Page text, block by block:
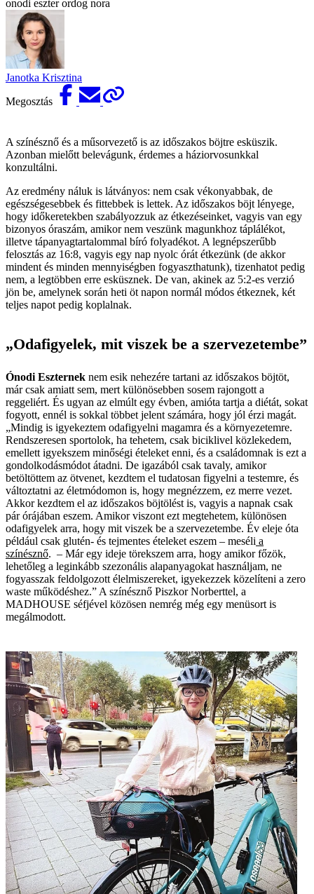
onodi eszter ordog nora
Janotka Krisztina
Megosztás
A színésznő és a műsorvezető is az időszakos böjtre esküszik.
Azonban mielőtt belevágunk, érdemes a háziorvosunkkal
konzultálni.
Az eredmény náluk is látványos: nem csak vékonyabbak, de
egészségesebbek és fittebbek is lettek. Az időszakos böjt lényege,
hogy időkeretekben szabályozzuk az étkezéseinket, vagyis van egy
bizonyos óraszám, amikor nem veszünk magunkhoz táplálékot,
illetve tápanyagtartalommal bíró folyadékot. A legnépszerűbb
felosztás az 16:8, vagyis egy nap nyolc órát étkezünk (de akkor
mindent és minden mennyiségben fogyaszthatunk), tizenhatot pedig
nem, a legtöbben erre esküsznek. De van, akinek az 5:2-es verzió
jön be, amelynek során heti öt napon normál módos étkeznek, két
teljes napot pedig koplalnak.
„Odafigyelek, mit viszek be a szervezetembe”
Ónodi Eszternek nem esik nehezére tartani az időszakos böjtöt,
már csak amiatt sem, mert különösebben sosem rajongott a
reggeliért. És ugyan az elmúlt egy évben, amióta tartja a diétát, sokat
fogyott, ennél is sokkal többet jelent számára, hogy jól érzi magát.
„Mindig is igyekeztem odafigyelni magamra és a környezetemre.
Rendszeresen sportolok, ha tehetem, csak biciklivel közlekedem,
emellett igyekszem minőségi ételeket enni, és a családomnak is ezt a
gondolkodásmódot átadni. De igazából csak tavaly, amikor
betöltöttem az ötvenet, kezdtem el tudatosan figyelni a testemre, és
változtatni az életmódomon is, hogy megnézzem, ez merre vezet.
Akkor kezdtem el az időszakos böjtölést is, vagyis a napnak csak
pár órájában eszem. Amikor viszont ezt megtehetem, különösen
odafigyelek arra, hogy mit viszek be a szervezetembe. Év eleje óta
például csak glutén- és tejmentes ételeket eszem – meséli a
színésznő. – Már egy ideje törekszem arra, hogy amikor főzök,
lehetőleg a leginkább szezonális alapanyagokat használjam, ne
fogyasszak feldolgozott élelmiszereket, igyekezzek közelíteni a zero
waste működéshez.” A színésznő Piszkor Norberttel, a
MADHOUSE séfjével közösen nemrég még egy menüsort is
megálmodott.